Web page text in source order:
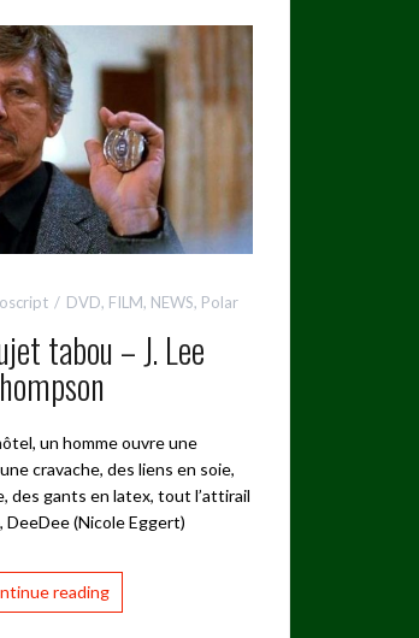
DVD, FILM, NEWS, Polar
tabou – J. Lee
un homme ouvre une
cravache, des liens en soie,
des gants en latex, tout l’attirail
DeeDee (Nicole Eggert)
reading